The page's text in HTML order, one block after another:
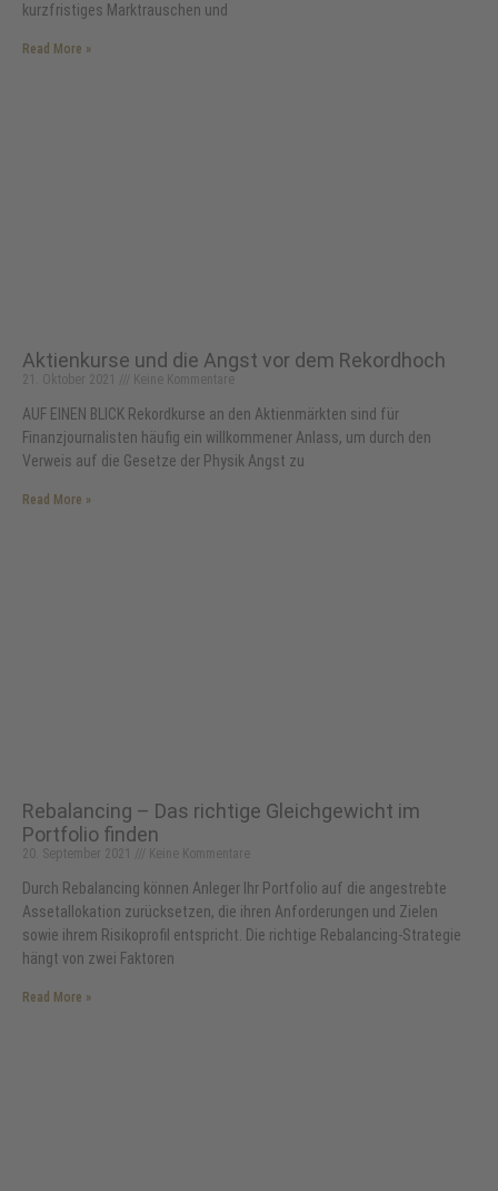
kurzfristiges Marktrauschen und
Read More »
Aktienkurse und die Angst vor dem Rekordhoch
21. Oktober 2021 Keine Kommentare
AUF EINEN BLICK Rekordkurse an den Aktienmärkten sind für
Finanzjournalisten häufig ein willkommener Anlass, um durch den
Verweis auf die Gesetze der Physik Angst zu
Read More »
Rebalancing – Das richtige Gleichgewicht im
Portfolio finden
20. September 2021 Keine Kommentare
Durch Rebalancing können Anleger Ihr Portfolio auf die angestrebte
Assetallokation zurücksetzen, die ihren Anforderungen und Zielen
sowie ihrem Risikoprofil entspricht. Die richtige Rebalancing-Strategie
hängt von zwei Faktoren
Read More »